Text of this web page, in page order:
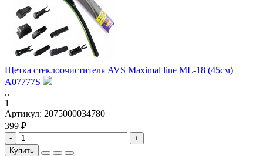
Щетка стеклоочистителя AVS Maximal line ML-18 (45см)
A07777S
..
1
Артикул: 2075000034780
399 ₽
-
+
Купить